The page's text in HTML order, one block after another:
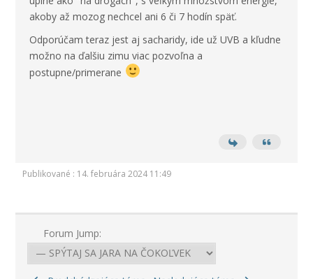
akoby až mozog nechcel ani 6 či 7 hodín späť.
Odporúčam teraz jest aj sacharidy, ide už UVB a kľudne
možno na ďalšiu zimu viac pozvoľna a
postupne/primerane
Publikované : 14. februára 2024 11:49
Forum Jump: